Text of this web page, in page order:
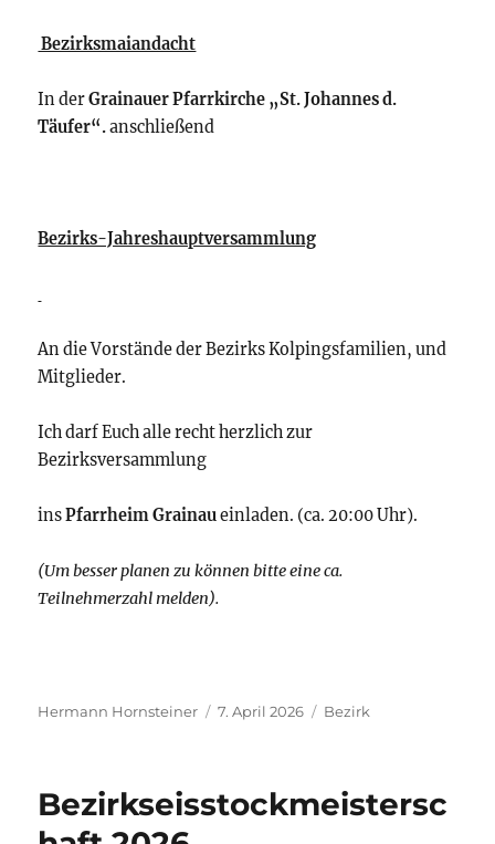
Bezirksmaiandacht
In derGrainauer Pfarrkirche „St. Johannes d.
Täufer“.anschließend
Bezirks-Jahreshauptversammlung
An die Vorstände der Bezirks Kolpingsfamilien, und
Mitglieder.
Ich darf Euch alle recht herzlich zur
Bezirksversammlung
insPfarrheim Grainaueinladen. (ca. 20:00 Uhr).
(Um besser planen zu können bitte eine ca.
Teilnehmerzahl melden).
Autor
Hermann Hornsteiner
Veröffentlicht
7. April 2026 Kategorien
Bezirk
Bezirkseisstockmeistersc